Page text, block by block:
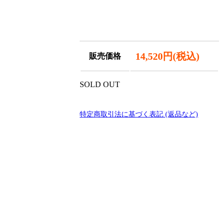
販売価格 14,520円(税込)
SOLD OUT
特定商取引法に基づく表記 (返品など)